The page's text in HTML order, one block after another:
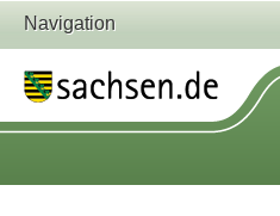
Navigation